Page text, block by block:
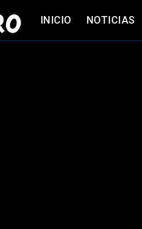
INICIO NOTICIAS